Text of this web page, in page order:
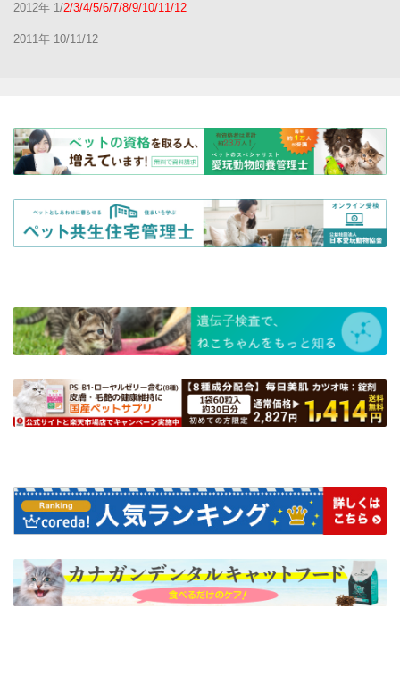
2012年 1/2/3/4/5/6/7/8/9/10/11/12
2011年 10/11/12